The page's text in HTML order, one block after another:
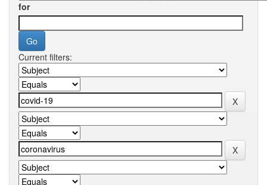
for
Current filters: